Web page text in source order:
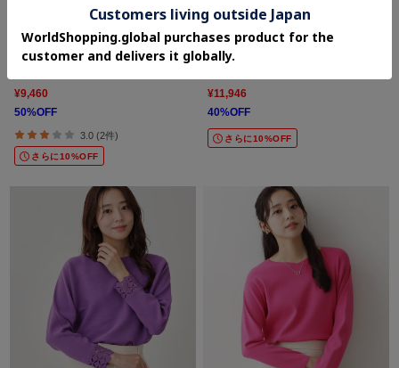
COUP DE CHANCE
【手洗い可】ラメフェザーデザイン ニット
¥9,460
50%OFF
3.0 (2件)
さらに10%OFF
COUP DE CHANCE
【手洗い可】スパンコール付ニットトップ
¥11,946
40%OFF
さらに10%OFF